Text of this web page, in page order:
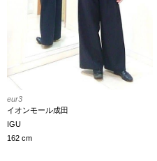
eur3
イオンモール成田
IGU
162 cm